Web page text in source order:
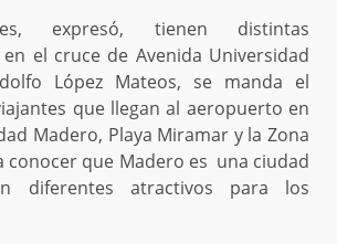
expresó, tienen distintas
el cruce de Avenida Universidad
López Mateos, se manda el
que llegan al aeropuerto en
Madero, Playa Miramar y la Zona
conocer que Madero es una ciudad
diferentes atractivos para los